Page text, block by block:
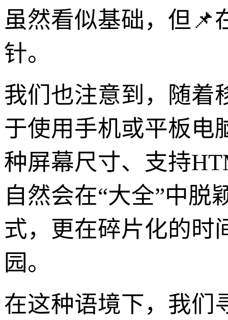
虽然看似基础，但📌
针。
我们也注意到，随着
于使用手机或平板电
种屏幕尺寸、支持
自然会在“大全”中脱
式，更在碎片化的时
园。
在这种语境下，我们